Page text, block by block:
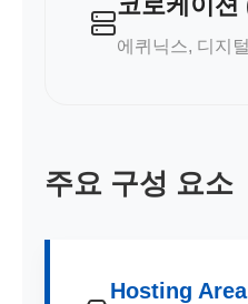
에퀴닉스, 디지
주요 구성 요소
Hosting Area